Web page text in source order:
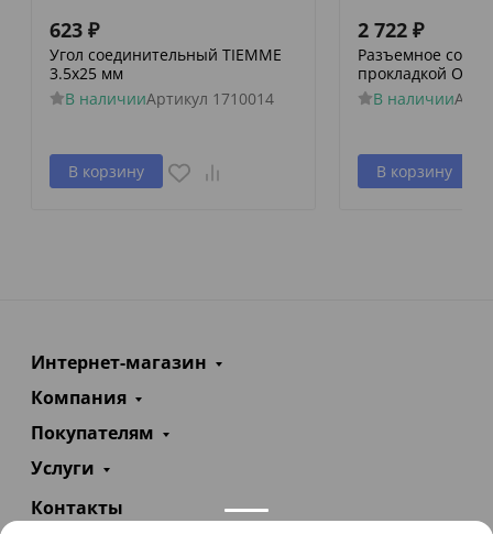
623 ₽
Угол соединительный TIEMME
3.5х25 мм
В наличииАртикул 1710014
В корзину
2 722 ₽
Разъемное
прокладкой O-
В наличии
В корзину
Интернет-магазин
Компания
Покупателям
Услуги
Контакты